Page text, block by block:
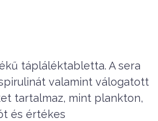
tápláléktabletta. A sera
valamint válogatott
tartalmaz, mint plankton,
és értékes